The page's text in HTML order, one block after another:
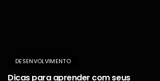
DESENVOLVIMENTO
Dicas para aprender com seus